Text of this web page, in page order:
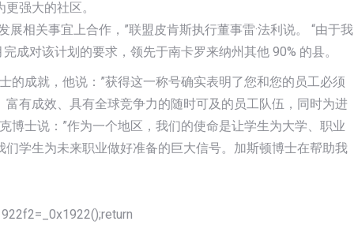
强大的社区。
相关事宜上合作，”联盟皮肯斯执行董事雷·法利说。 “由于我
成对该计划的要求，领先于南卡罗来纳州其他 90% 的县。
的成就，他说：”获得这一称号确实表明了您和您的员工必须
有成效、具有全球竞争力的随时可及的员工队伍，同时为进
博士说：”作为一个地区，我们的使命是让学生为大学、职业
学生为未来职业做好准备的巨大信号。加斯顿博士在帮助我